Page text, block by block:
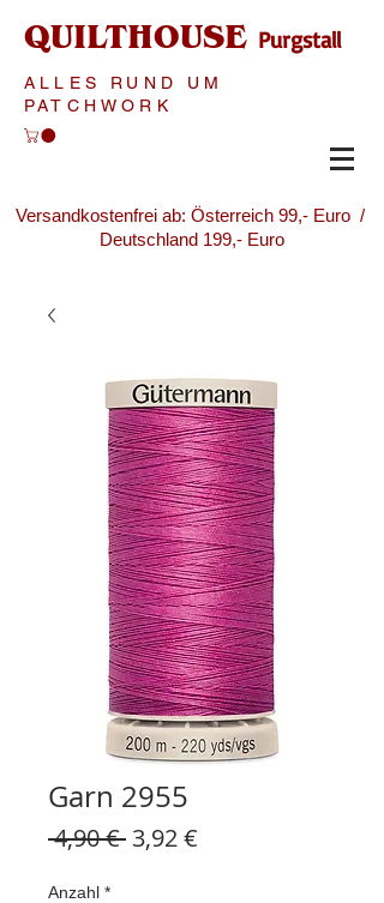
QUILTHOUSE Purgstall
ALLES RUND UM
PATCHWORK
Versandkostenfrei ab: Österreich 99,- Euro /
Deutschland 199,- Euro
Garn 2955
4,90 € Standardpreis
3,92 €
Anzahl *